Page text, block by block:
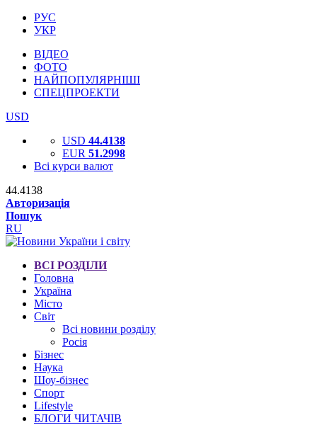
РУС
УКР
ВІДЕО
ФОТО
НАЙПОПУЛЯРНІШІ
СПЕЦПРОЕКТИ
USD
USD 44.4138
EUR 51.2998
Всі курси валют
44.4138
Авторизація
Пошук
RU
ВСІ РОЗДІЛИ
Головна
Україна
Місто
Світ
Всі новини розділу
Росія
Бізнес
Наука
Шоу-бізнес
Спорт
Lifestyle
БЛОГИ ЧИТАЧІВ